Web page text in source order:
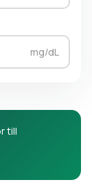
mg/dL
till